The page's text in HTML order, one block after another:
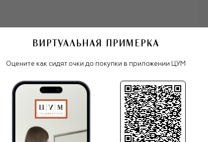
марки есть повседневная обувь, сумки, одежда,
Все женские очки
Jimmy Choo
ВИРТУАЛЬНАЯ ПРИМЕРКА
Оцените как сидят очки до покупки в приложении ЦУМ